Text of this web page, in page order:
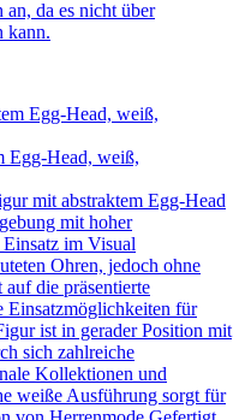
da es nicht über
kann.
Egg-Head, weiß,
mit abstraktem Egg-Head
mit hoher
im Visual
Ohren, jedoch ohne
die präsentierte
Einsatzmöglichkeiten für
ist in gerader Position mit
sich zahlreiche
Kollektionen und
weiße Ausführung sorgt für